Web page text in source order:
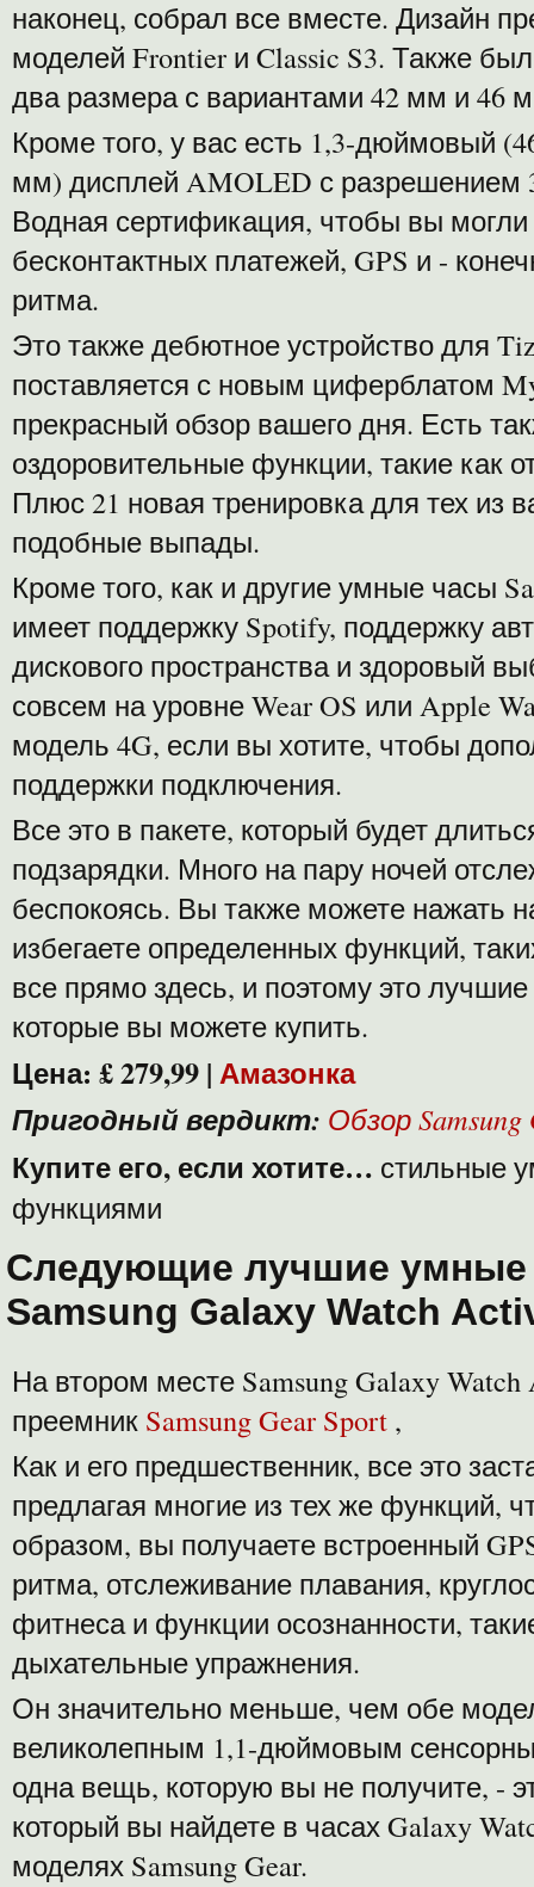
наконец, собрал все вместе. Дизайн
моделей Frontier и Classic S3. Также
два размера с вариантами 42 мм и 46
Кроме того, у вас есть 1,3-дюймовый
мм) дисплей AMOLED с разрешением
Водная сертификация, чтобы вы
бесконтактных платежей, GPS и -
ритма.
Это также дебютное устройство для
поставляется с новым циферблатом
прекрасный обзор вашего дня. Есть
оздоровительные функции, такие как
Плюс 21 новая тренировка для тех из
подобные выпады.
Кроме того, как и другие умные часы
имеет поддержку Spotify, поддержку
дискового пространства и здоровый
совсем на уровне Wear OS или Apple
модель 4G, если вы хотите, чтобы
поддержки подключения.
Все это в пакете, который будет
подзарядки. Много на пару ночей
беспокоясь. Вы также можете нажать
избегаете определенных функций,
все прямо здесь, и поэтому это
которые вы можете купить.
Цена: £ 279,99 | Амазонка
Пригодный вердикт: Обзор Samsung
Купите его, если хотите… стильные
функциями
Следующие лучшие умные
Samsung Galaxy Watch
На втором месте Samsung Galaxy
преемник Samsung Gear Sport ,
Как и его предшественник, все это
предлагая многие из тех же функций,
образом, вы получаете встроенный
ритма, отслеживание плавания,
фитнеса и функции осознанности,
дыхательные упражнения.
Он значительно меньше, чем обе
великолепным 1,1-дюймовым
одна вещь, которую вы не получите, -
который вы найдете в часах Galaxy
моделях Samsung Gear.